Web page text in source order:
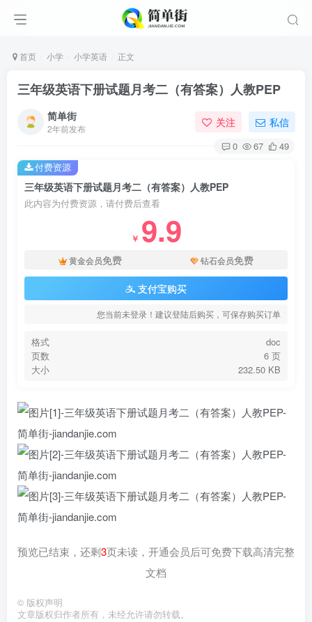
首页 小学 小学英语 正文
三年级英语下册试题月考二（有答案）人教PEP
简单街
2年前发布 关注 私信
0 67 49
三年级英语下册试题月考二（有答案）人教PEP
此内容为付费资源，请付费后查看
￥ 9.9
黄金会员免费 钻石会员免费
支付宝购买
您当前未登录！建议登陆后购买，可保存购买订单
格式
doc
页数
6 页
大小
232.50 KB
付费资源
预览已结束，还剩3页未读，开通会员后可免费下载高清完整
文档
© 版权声明
文章版权归作者所有，未经允许请勿转载。